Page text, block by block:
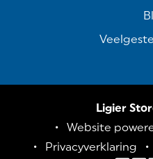
Ligier
Website
Privacyverklaring